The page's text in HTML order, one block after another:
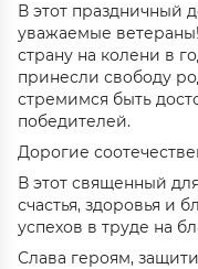
В этот праздничный
уважаемые
страну на колени в
принесли свободу
стремимся быть
победителей.
Дорогие
В этот священный
счастья, здоровья и
успехов в труде на
Слава героям,